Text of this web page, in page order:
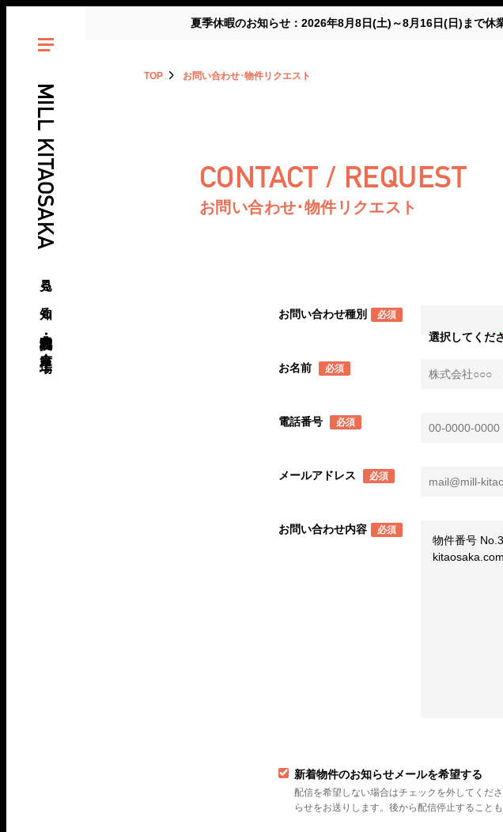
夏季休暇のお知らせ：2026年8月8日(土)～8月16日(日)まで休
MILL KITAOSAKA
見る、知る、北大阪・北摂の倉庫･工場
TOP お問い合わせ･物件リクエスト
CONTACT / REQUEST
お問い合わせ･物件リクエスト
お問い合わせ種別 必須
選択してくだ
お名前 必須
電話番号 必須
メールアドレス 必須
お問い合わせ内容 必須
新着物件のお知らせメールを希望する
配信を希望しない場合はチェックを外してくだ
らせをお送りします。後から配信停止することも